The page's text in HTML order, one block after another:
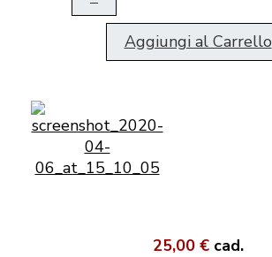
Aggiungi al Carrello
25,00 € cad.